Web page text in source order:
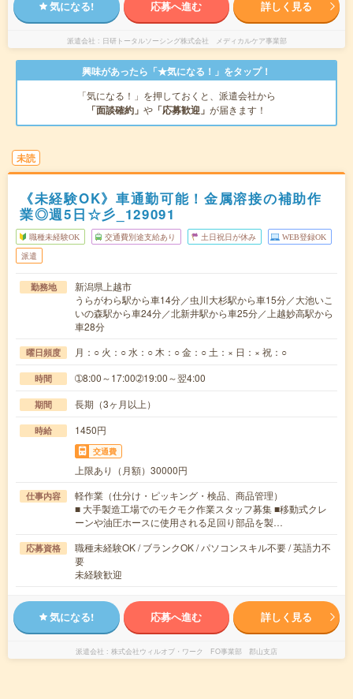
気になる! 応募へ進む 詳しく見る
派遣会社 日研トータルソーシング株式会社 メディカルケア事業部
興味があったら「★気になる！」をタップ！
「気になる！」を押しておくと、派遣会社から
「面談確約」 や 「応募歓迎」 が届きます！
未読
《未経験OK》車通勤可能！金属溶接の補助作
業◎週5日☆彡_129091
職種未経験OK 交通費別途支給あり 土日祝日が休み WEB登録OK
派遣
勤務地
新潟県上越市
うらがわら駅から車14分／虫川大杉駅から車15分／大池いこ
いの森駅から車24分／北新井駅から車25分／上越妙高駅から
車28分
曜日頻度 月：○ 火：○ 水：○ 木：○ 金：○ 土：× 日：× 祝：○
時間 ➀8:00～17:00➁19:00～翌4:00
期間 長期（3ヶ月以上）
時給 1450円
交通費
上限あり（月額）30000円
仕事内容
軽作業（仕分け・ピッキング・検品、商品管理）
■ 大手製造工場でのモクモク作業スタッフ募集 ■移動式クレ
ーンや油圧ホースに使用される足回り部品を製…
応募資格
職種未経験OK / ブランクOK / パソコンスキル不要 / 英語力不
要
未経験歓迎
気になる! 応募へ進む 詳しく見る
派遣会社 株式会社ウィルオブ・ワーク FO事業部 郡山支店